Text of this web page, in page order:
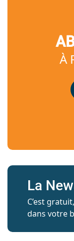
À
La
C’est
dans votre